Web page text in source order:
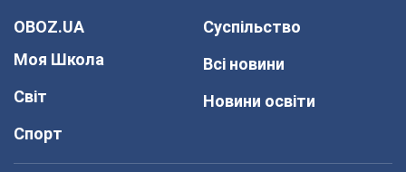
OBOZ.UA
Моя Школа
Світ
Спорт
Суспільство
Всі новини
Новини освіти